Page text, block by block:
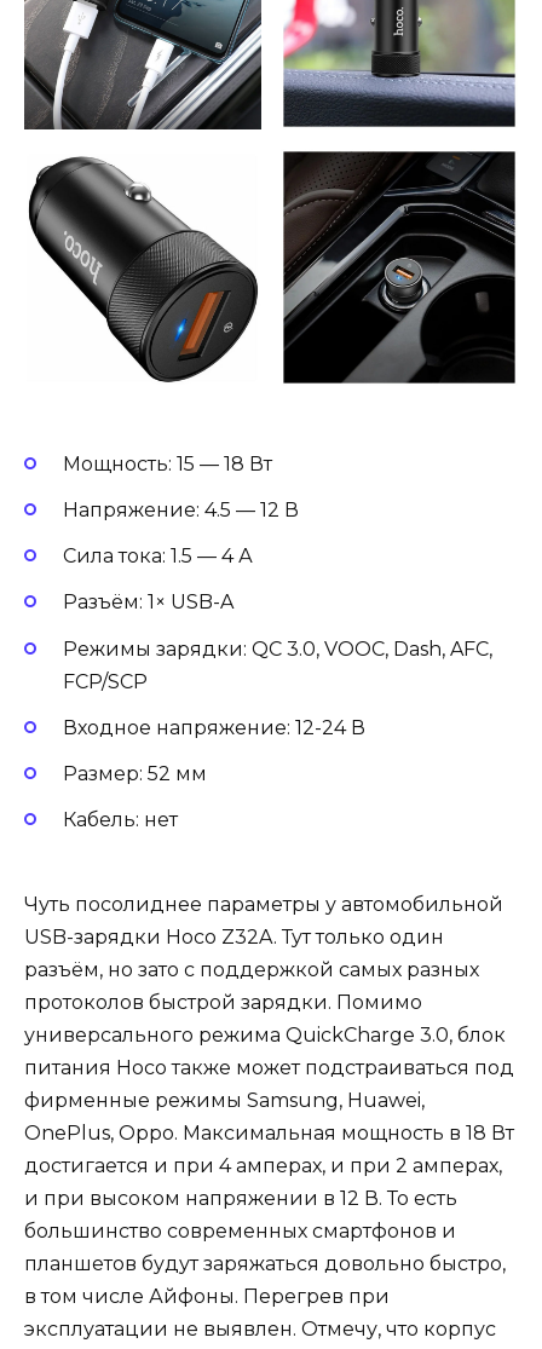
Мощность: 15 — 18 Вт
Напряжение: 4.5 — 12 В
Сила тока: 1.5 — 4 А
Разъём: 1× USB-A
Режимы зарядки: QC 3.0, VOOC, Dash, AFC,
FCP/SCP
Входное напряжение: 12-24 В
Размер: 52 мм
Кабель: нет
Чуть посолиднее параметры у автомобильной
USB-зарядки Hoco Z32A. Тут только один
разъём, но зато с поддержкой самых разных
протоколов быстрой зарядки. Помимо
универсального режима QuickCharge 3.0, блок
питания Hoco также может подстраиваться под
фирменные режимы Samsung, Huawei,
OnePlus, Oppo. Максимальная мощность в 18 Вт
достигается и при 4 амперах, и при 2 амперах,
и при высоком напряжении в 12 В. То есть
большинство современных смартфонов и
планшетов будут заряжаться довольно быстро,
в том числе Айфоны. Перегрев при
эксплуатации не выявлен. Отмечу, что корпус